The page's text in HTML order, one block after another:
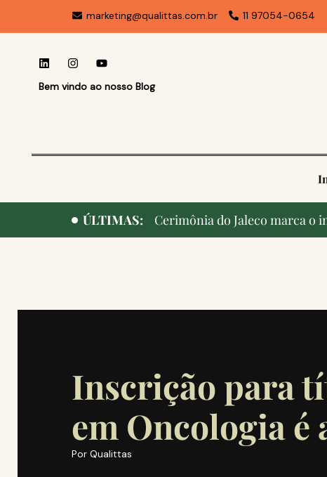
marketing@qualittas.com.br 11 97054-0654
Bem vindo ao nosso Blog
ÚLTIMAS: Cerimônia do Jaleco marca o
Inscrição para
em Oncologia é
Por Qualittas